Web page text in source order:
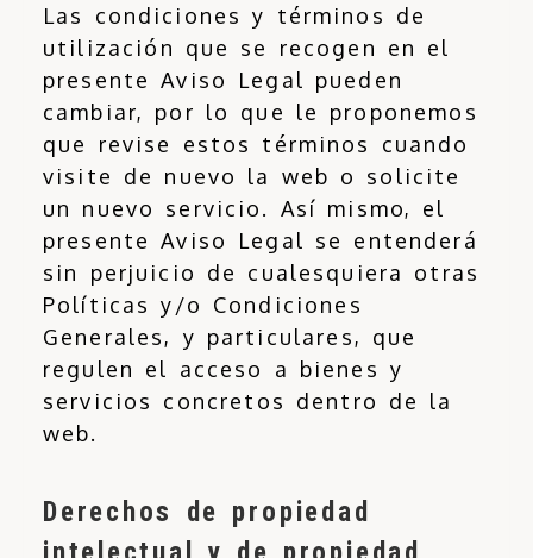
Las condiciones y términos de
utilización que se recogen en el
presente Aviso Legal pueden
cambiar, por lo que le proponemos
que revise estos términos cuando
visite de nuevo la web o solicite
un nuevo servicio. Así mismo, el
presente Aviso Legal se entenderá
sin perjuicio de cualesquiera otras
Políticas y/o Condiciones
Generales, y particulares, que
regulen el acceso a bienes y
servicios concretos dentro de la
web.
Derechos de propiedad